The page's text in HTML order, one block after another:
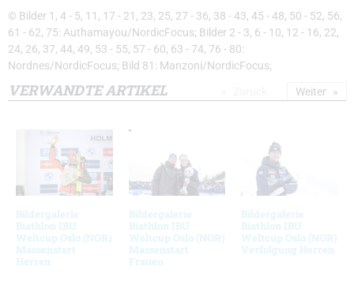
© Bilder 1, 4 - 5, 11, 17 - 21, 23, 25, 27 - 36, 38 - 43, 45 - 48, 50 - 52, 56,
61 - 62, 75: Authamayou/NordicFocus; Bilder 2 - 3, 6 - 10, 12 - 16, 22,
24, 26, 37, 44, 49, 53 - 55, 57 - 60, 63 - 74, 76 - 80:
Nordnes/NordicFocus; Bild 81: Manzoni/NordicFocus;
VERWANDTE ARTIKEL
Bildergalerie
Biathlon IBU
Weltcup Oslo (NOR)
Massenstart
Herren
Bildergalerie
Biathlon IBU
Weltcup Oslo (NOR)
Massenstart
Frauen
Bildergalerie
Biathlon IBU
Weltcup Oslo (NOR)
Verfolgung Herren
Weiter